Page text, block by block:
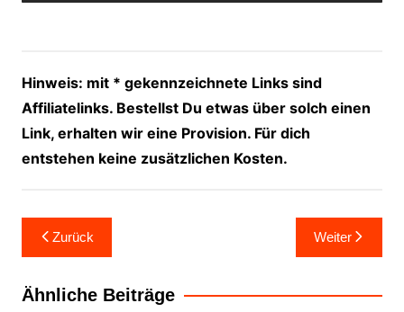
Hinweis: mit * gekennzeichnete Links sind
Affiliatelinks. Bestellst Du etwas über solch einen
Link, erhalten wir eine Provision. Für dich
entstehen keine zusätzlichen Kosten.
Beitragsnavigation
Zurück Weiter
Ähnliche Beiträge